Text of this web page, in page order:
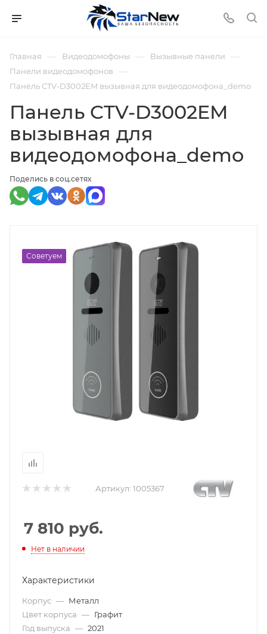
Главная — Видеодомофоны — Вызывные панели —
Панели видеодомофонов —
Панель CTV-D3002EM вызывная для видеодомофона_demo
Поделись в соц.сетях
Панель CTV-D3002EM
вызывная для
видеодомофона_demo
Советуем
Артикул: 1005367
7 810 руб.
Нет в наличии
Характеристики
Корпус — Металл
Цвет корпуса — Графит
Год выпуска — 2021